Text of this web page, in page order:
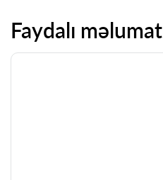
Faydalı məlumat